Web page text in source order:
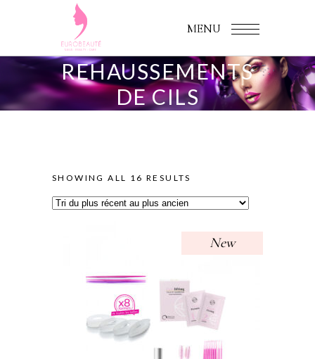
MENU
REHAUSSEMENTS
DE CILS
SHOWING ALL 16 RESULTS
LATEST
New